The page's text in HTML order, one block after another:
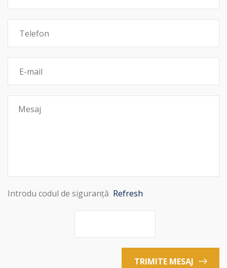
Introdu codul de siguranță Refresh
TRIMITE MESAJ